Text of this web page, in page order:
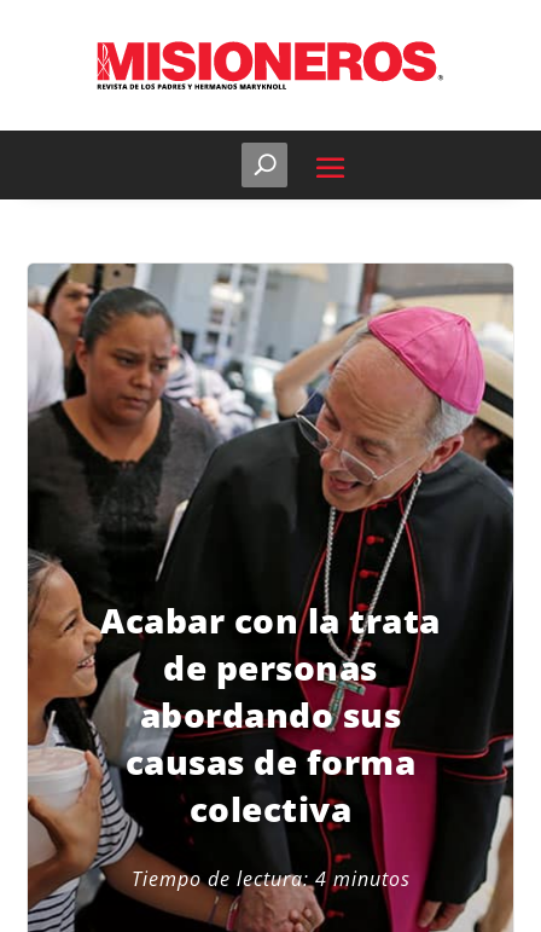
Acabar con la trata
de personas
abordando sus
causas de forma
colectiva
Tiempo de lectura: 4 minutos